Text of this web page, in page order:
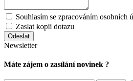
Souhlasím se zpracováním osobních
Zaslat kopii dotazu
Newsletter
Máte zájem o zasílání novinek ?